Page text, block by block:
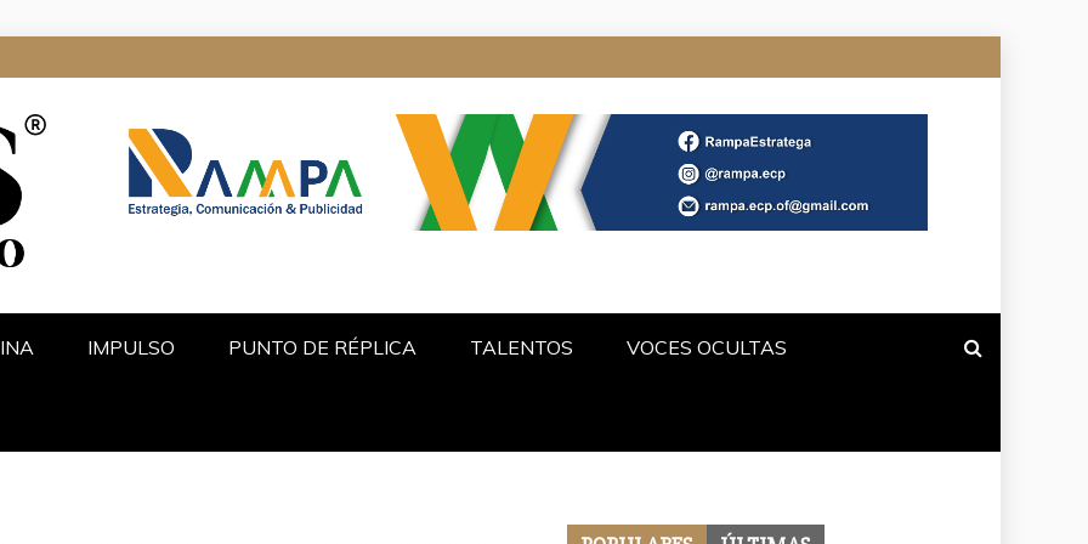
IMPULSO PUNTO DE RÉPLICA TALENTOS VOCES OCULTAS